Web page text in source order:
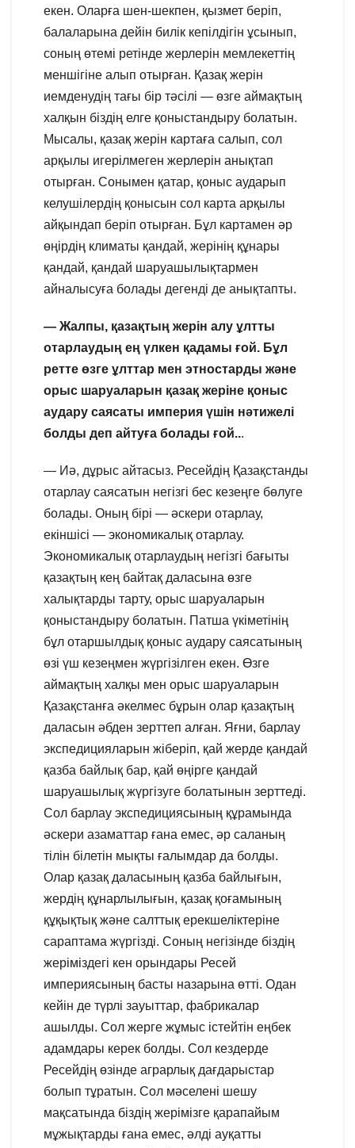
екен. Оларға шен-шекпен, қызмет беріп,
балаларына дейін билік кепілдігін ұсынып,
соның өтемі ретінде жерлерін мемлекеттің
меншігіне алып отырған. Қазақ жерін
иемденудің тағы бір тәсілі — өзге аймақтың
халқын біздің елге қоныстандыру болатын.
Мысалы, қазақ жерін картаға салып, сол
арқылы игерілмеген жерлерін анықтап
отырған. Сонымен қатар, қоныс аударып
келушілердің қонысын сол карта арқылы
айқындап беріп отырған. Бұл картамен әр
өңірдің климаты қандай, жерінің құнары
қандай, қандай шаруашылықтармен
айналысуға болады дегенді де анықтапты.
— Жалпы, қазақтың жерін алу ұлтты
отарлаудың ең үлкен қадамы ғой. Бұл
ретте өзге ұлттар мен этностарды және
орыс шаруаларын қазақ жеріне қоныс
аудару саясаты империя үшін нәтижелі
болды деп айтуға болады ғой...
— Иә, дұрыс айтасыз. Ресейдің Қазақстанды
отарлау саясатын негізгі бес кезеңге бөлуге
болады. Оның бірі — әскери отарлау,
екіншісі — экономикалық отарлау.
Экономикалық отарлаудың негізгі бағыты
қазақтың кең байтақ даласына өзге
халықтарды тарту, орыс шаруаларын
қоныстандыру болатын. Патша үкіметінің
бұл отаршылдық қоныс аудару саясатының
өзі үш кезеңмен жүргізілген екен. Өзге
аймақтың халқы мен орыс шаруаларын
Қазақстанға әкелмес бұрын олар қазақтың
даласын әбден зерттеп алған. Яғни, барлау
экспедицияларын жіберіп, қай жерде қандай
қазба байлық бар, қай өңірге қандай
шаруашылық жүргізуге болатынын зерттеді.
Сол барлау экспедициясының құрамында
әскери азаматтар ғана емес, әр саланың
тілін білетін мықты ғалымдар да болды.
Олар қазақ даласының қазба байлығын,
жердің құнарлылығын, қазақ қоғамының
құқықтық және салттық ерекшеліктеріне
сараптама жүргізді. Соның негізінде біздің
жеріміздегі кен орындары Ресей
империясының басты назарына өтті. Одан
кейін де түрлі зауыттар, фабрикалар
ашылды. Сол жерге жұмыс істейтін еңбек
адамдары керек болды. Сол кездерде
Ресейдің өзінде аграрлық дағдарыстар
болып тұратын. Сол мәселені шешу
мақсатында біздің жерімізге қарапайым
мұжықтарды ғана емес, әлді ауқатты